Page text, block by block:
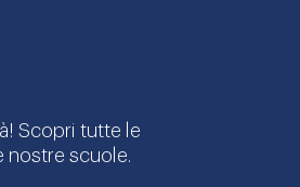
Scopri tutte le
nostre scuole.